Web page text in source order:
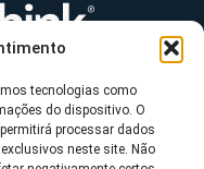
tecnologias como
do dispositivo. O
processar dados
neste site. Não